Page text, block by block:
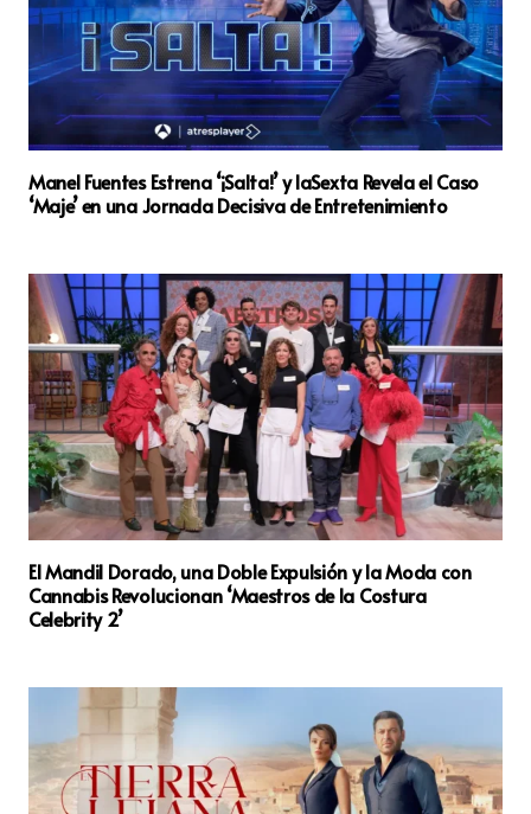
Manel Fuentes Estrena ‘¡Salta!’ y laSexta Revela el Caso
‘Maje’ en una Jornada Decisiva de Entretenimiento
El Mandil Dorado, una Doble Expulsión y la Moda con
Cannabis Revolucionan ‘Maestros de la Costura
Celebrity 2’